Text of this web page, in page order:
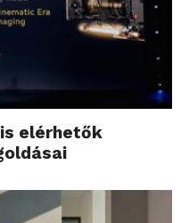
is elérhetők